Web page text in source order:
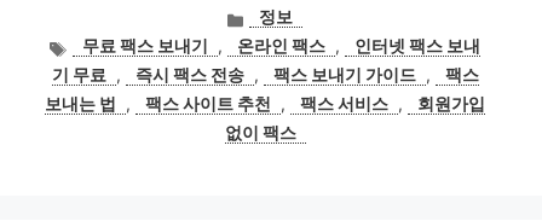
카
테
고
리
정보
태
그
무료 팩스 보내기 , 온라인 팩스 ,
인터넷 팩스 보내
기 무료
, 즉시 팩스 전송 , 팩스 보내기 가이드 ,
팩스
보내는 법
, 팩스 사이트 추천 , 팩스 서비스 ,
회원가입
없이 팩스